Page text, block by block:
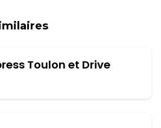
Toulon et Drive